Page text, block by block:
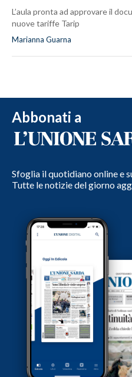
L’aula pronta ad approvare il
nuove tariffe Tarip
Marianna Guarna
Abbonati a
Sfoglia il quotidiano online e
Tutte le notizie del giorno